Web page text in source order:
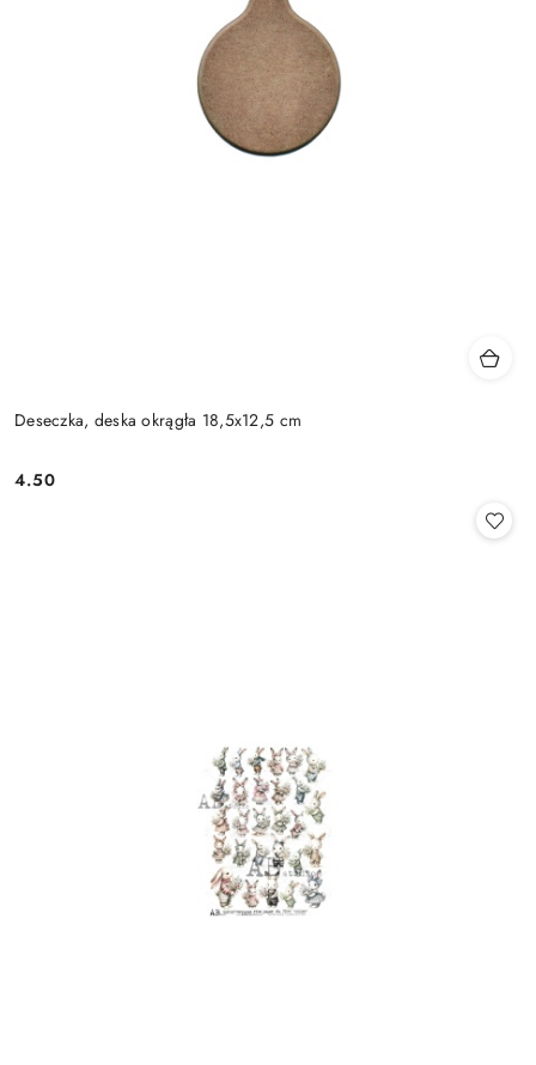
Deseczka, deska okrągła 18,5x12,5 cm
Cena:
4.50